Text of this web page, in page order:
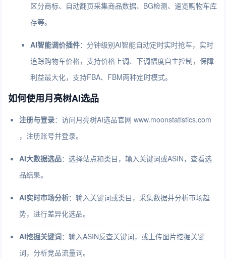
区分商标、自动翻页采集商品数据、BG检测、速览购物车库
存等。
AI智能调价插件：分钟级别AI智能自动定时实时抢车，实时
追踪购物车价格，支持价格上调、下调幅度自主控制，保障
利益最大化，支持FBA、FBM两种定时模式。
如何使用月亮树AI选品
注册与登录：访问月亮树AI选品官网 www.moonstatistics.com
，注册账号并登录。
AI大数据选品：选择站点和类目，输入关键词或ASIN，查看选
品结果。
AI实时市场分析：输入关键词或类目，采集数据并分析市场趋
势，进行差异化选品。
AI挖掘关键词：输入ASIN反查关键词，或上传图片挖掘关键
词，分析竞品流量词。